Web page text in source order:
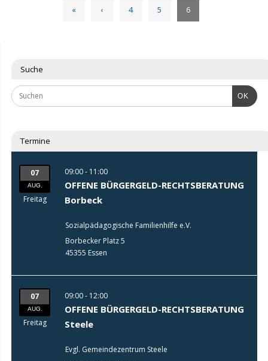
« ‹ 4 5 6
Suche
OK
Termine
07
AUG.
Freitag
09:00 - 11:00
OFFENE BÜRGERGELD-RECHTSBERATUNG
Borbeck
Sozialpädagogische Familienhilfe e.V.
Borbecker Platz 5
45355 Essen
07
AUG.
Freitag
09:00 - 12:00
OFFENE BÜRGERGELD-RECHTSBERATUNG
Steele
Evgl. Gemeindezentrum Steele